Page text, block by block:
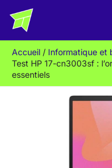
Accueil
Informatique et
Test HP 17-cn3003sf :
essentiels
e
c
h
e